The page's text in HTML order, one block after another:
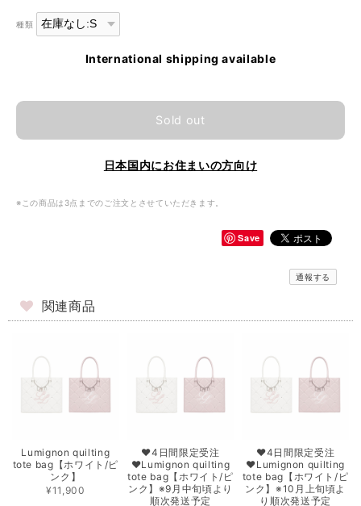
種類
International shipping available
Sold out
日本国内にお住まいの方向け
※この商品は3点までのご注文とさせていただきます。
Save
通報する
関連商品
Lumignon quilting
tote bag【ホワイト/ピ
ンク】
¥11,900
♥4日間限定受注
♥Lumignon quilting
tote bag【ホワイト/ピ
ンク】※9月中旬頃より
順次発送予定
♥4日間限定受注
♥Lumignon quilting
tote bag【ホワイト/ピ
ンク】※10月上旬頃よ
り順次発送予定